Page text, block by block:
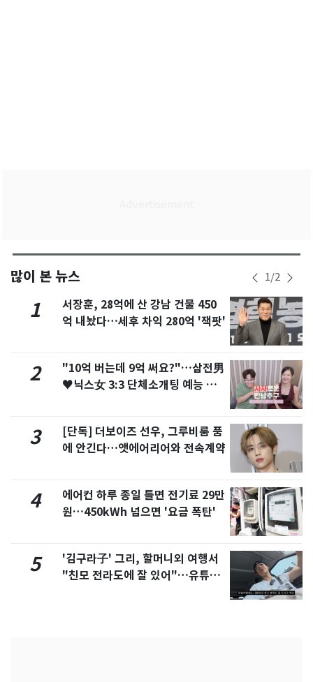
많이 본 뉴스 1/2
1
서장훈, 28억에 산 강남 건물 450
억 내놨다…세후 차익 280억 '잭팟'
2
"10억 버는데 9억 써요?"…삼전男
♥닉스女 3:3 단체소개팅 예능 화
3
[단독] 더보이즈 선우, 그루비룸 품
에 안긴다…앳에어리어와 전속계약
4
에어컨 하루 종일 틀면 전기료 29만
원…450kWh 넘으면 '요금 폭탄'
5
'김구라子' 그리, 할머니외 여행서
"친모 전라도에 잘 있어"…유튜브